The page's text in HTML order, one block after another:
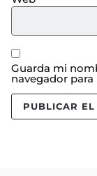
Guarda mi
navegador